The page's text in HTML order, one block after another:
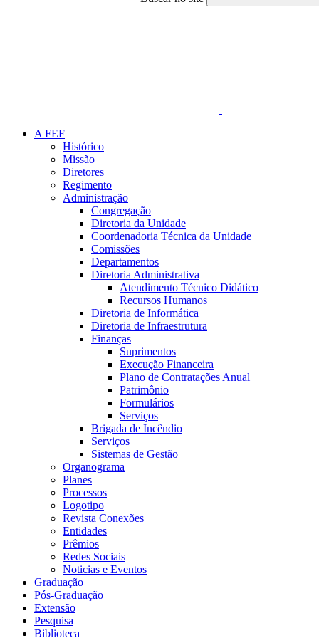
A FEF
Histórico
Missão
Diretores
Regimento
Administração
Congregação
Diretoria da Unidade
Coordenadoria Técnica da Unidade
Comissões
Departamentos
Diretoria Administrativa
Atendimento Técnico Didático
Recursos Humanos
Diretoria de Informática
Diretoria de Infraestrutura
Finanças
Suprimentos
Execução Financeira
Plano de Contratações Anual
Patrimônio
Formulários
Serviços
Brigada de Incêndio
Serviços
Sistemas de Gestão
Organograma
Planes
Processos
Logotipo
Revista Conexões
Entidades
Prêmios
Redes Sociais
Noticias e Eventos
Graduação
Pós-Graduação
Extensão
Pesquisa
Biblioteca